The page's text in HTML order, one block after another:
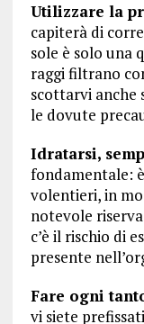
Utilizzare la
capiterà di
sole è solo una
raggi filtrano
scottarvi anche
le dovute
Idratarsi,
fondamentale:
volentieri, in
notevole
c’è il rischio di
presente
Fare ogni
vi siete